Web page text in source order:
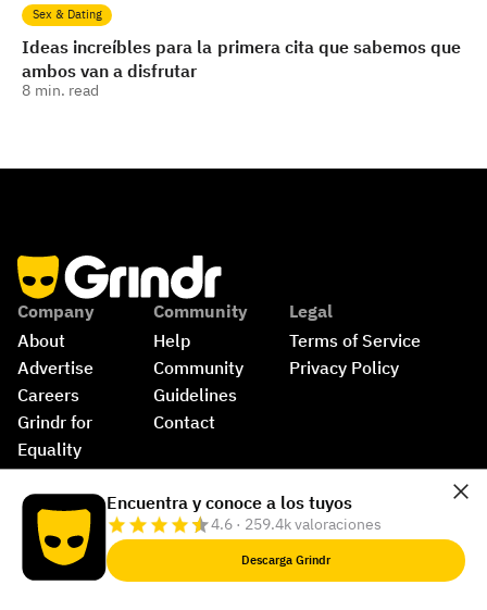
Sex & Dating
Ideas increíbles para la primera cita que sabemos que
ambos van a disfrutar
8 min. read
Company
About
Advertise
Careers
Grindr for
Equality
Shop
Community
Help
Community
Guidelines
Contact
Legal
Terms of Service
Privacy Policy
©2026Grindr, LLC, All Rights Reserved.
Encuentra y conoce a los tuyos
4.6 · 259.4k valoraciones
Descarga Grindr